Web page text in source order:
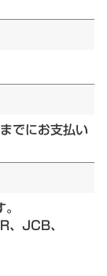
でにお支払い
JCB、